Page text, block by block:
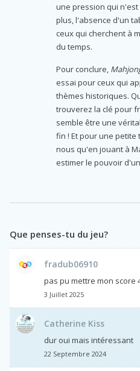
une pression qui
plus, l'absence d'un
ceux qui cherchent à
du temps.
Pour conclure,
essai pour ceux qui
thèmes historiques.
trouverez la clé pour
semble être une
fin ! Et pour une
nous qu'en jouant à
estimer le pouvoir
Que penses-tu du jeu?
fradub06910
pas pu mettre mon score
3 Juillet 2025
Catherine Kiss
dur oui mais intéressant
22 Septembre 2024